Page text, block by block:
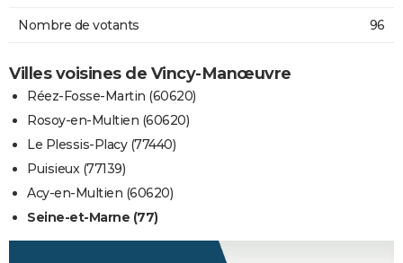
Nombre de votants 96
Villes voisines de Vincy-Manœuvre
Réez-Fosse-Martin (60620)
Rosoy-en-Multien (60620)
Le Plessis-Placy (77440)
Puisieux (77139)
Acy-en-Multien (60620)
Seine-et-Marne (77)